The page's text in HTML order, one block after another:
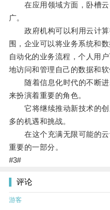
在应用领域方面，卧槽云
广。
政府机构可以利用云计算
围，企业可以将业务系统和
自动化的业务流程，个人用
地访问和管理自己的数据和软
随着信息化时代的不断进
来扮演着重要的角色。
它将继续推动新技术的创
多的机遇和挑战。
在这个充满无限可能的云
重要的一部分。
#3#
评论
游客